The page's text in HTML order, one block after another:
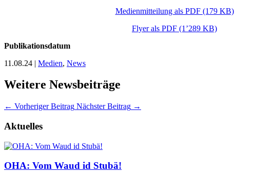
Medienmitteilung als PDF (179 KB)
Flyer als PDF (1’289 KB)
Publikationsdatum
11.08.24 | Medien, News
Weitere Newsbeiträge
← Vorheriger Beitrag Nächster Beitrag →
Aktuelles
OHA: Vom Waud id Stubä!